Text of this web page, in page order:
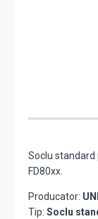
Soclu
FD80xx.
Producator:
Tip: Soclu